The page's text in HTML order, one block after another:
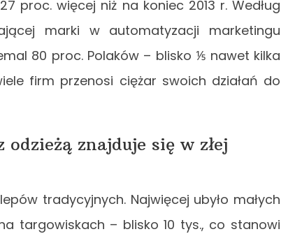
proc. więcej niż na koniec 2013 r. Według
marki w automatyzacji marketingu
80 proc. Polaków – blisko ⅕ nawet kilka
firm przenosi ciężar swoich działań do
znajduje się w złej
tradycyjnych. Najwięcej ubyło małych
targowiskach – blisko 10 tys., co stanowi